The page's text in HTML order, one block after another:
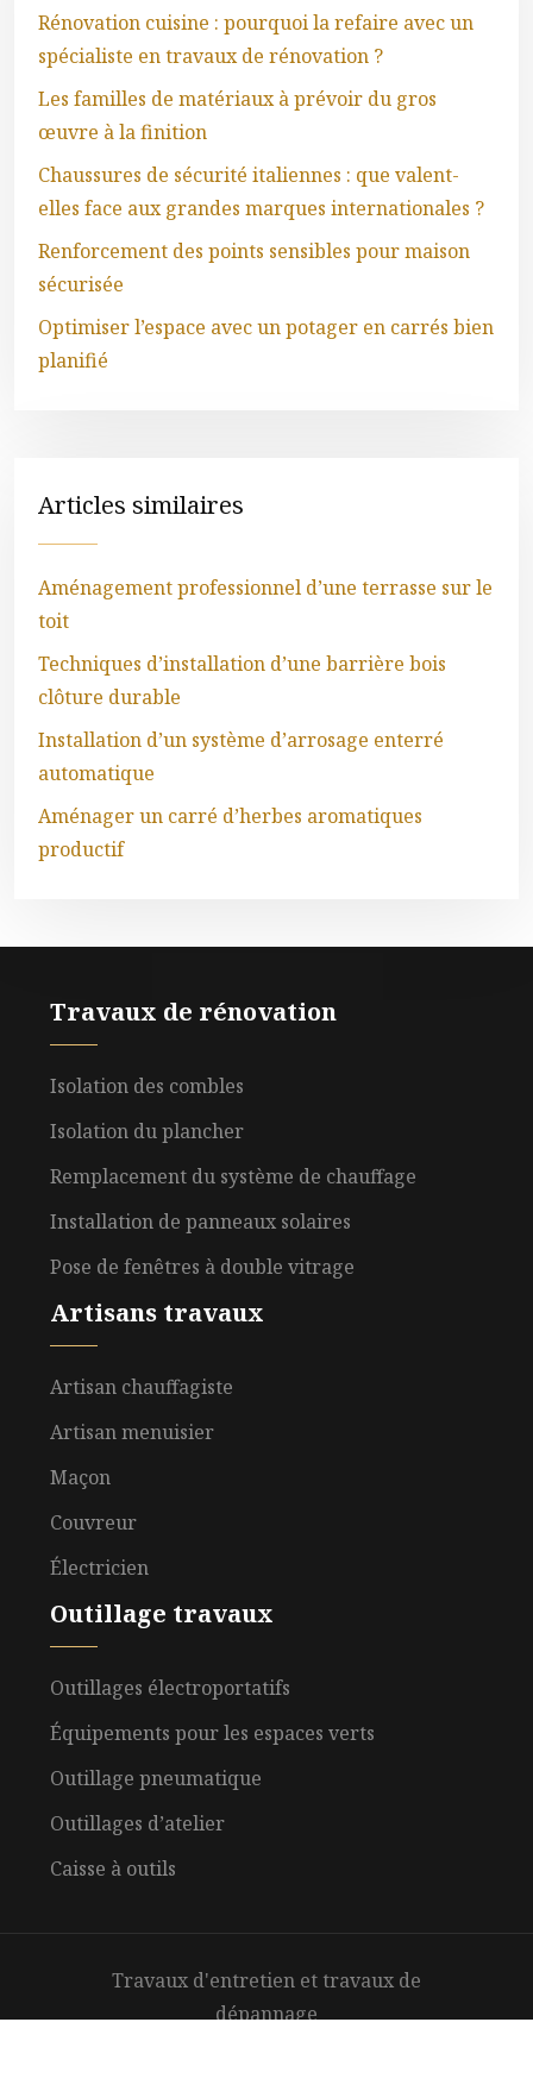
Rénovation cuisine : pourquoi la refaire avec un
spécialiste en travaux de rénovation ?
Les familles de matériaux à prévoir du gros
œuvre à la finition
Chaussures de sécurité italiennes : que valent-
elles face aux grandes marques internationales ?
Renforcement des points sensibles pour maison
sécurisée
Optimiser l’espace avec un potager en carrés bien
planifié
Articles similaires
Aménagement professionnel d’une terrasse sur le
toit
Techniques d’installation d’une barrière bois
clôture durable
Installation d’un système d’arrosage enterré
automatique
Aménager un carré d’herbes aromatiques
productif
Travaux de rénovation
Isolation des combles
Isolation du plancher
Remplacement du système de chauffage
Installation de panneaux solaires
Pose de fenêtres à double vitrage
Artisans travaux
Artisan chauffagiste
Artisan menuisier
Maçon
Couvreur
Électricien
Outillage travaux
Outillages électroportatifs
Équipements pour les espaces verts
Outillage pneumatique
Outillages d’atelier
Caisse à outils
Travaux d'entretien et travaux de
dépannage